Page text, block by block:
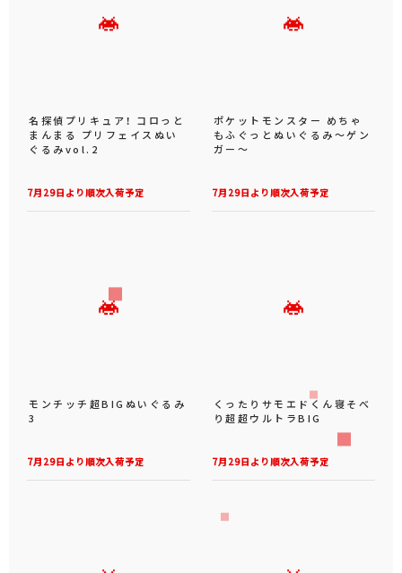
7月29日より順次入荷予定
名探偵プリキュア！ コロっと
まんまる プリフェイスぬい
ぐるみvol.2
7月29日より順次入荷予定
ポケットモンスター めちゃ
もふぐっとぬいぐるみ～ゲン
ガー～
7月29日より順次入荷予定
モンチッチ超BIGぬいぐるみ
3
7月29日より順次入荷予定
くったりサモエドくん寝そべ
り超超ウルトラBIG